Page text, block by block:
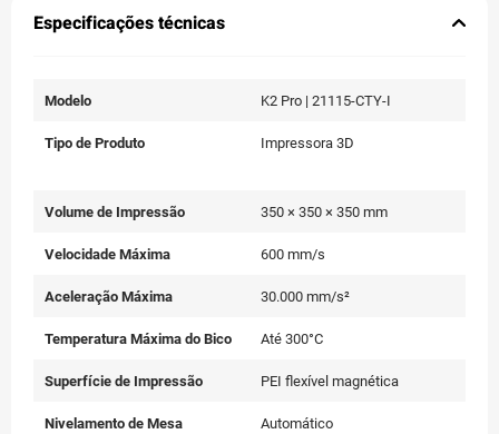
Especificações técnicas
Modelo K2 Pro | 21115-CTY-I
Tipo de Produto Impressora 3D
Volume de Impressão 350 × 350 × 350 mm
Velocidade Máxima 600 mm/s
Aceleração Máxima 30.000 mm/s²
Temperatura Máxima do Bico Até 300°C
Superfície de Impressão PEI flexível magnética
Nivelamento de Mesa Automático